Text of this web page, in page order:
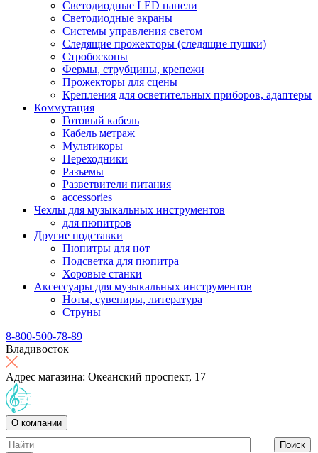
Светодиодные LED панели
Светодиодные экраны
Системы управления светом
Следящие прожекторы (следящие пушки)
Стробоскопы
Фермы, струбцины, крепежи
Прожекторы для сцены
Крепления для осветительных приборов, адаптеры
Коммутация
Готовый кабель
Кабель метраж
Мультикоры
Переходники
Разъемы
Разветвители питания
accessories
Чехлы для музыкальных инструментов
для пюпитров
Другие подставки
Пюпитры для нот
Подсветка для пюпитра
Хоровые станки
Аксессуары для музыкальных инструментов
Ноты, сувениры, литература
Струны
8-800-500-78-89
Владивосток
Адрес магазина: Океанский проспект, 17
О компании
Поиск